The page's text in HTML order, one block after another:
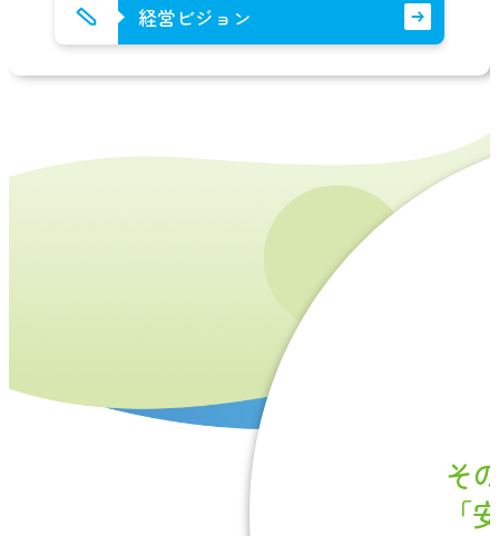
経営ビジョン
そ
｢